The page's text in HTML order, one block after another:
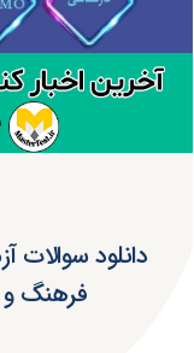
فرهنگ و